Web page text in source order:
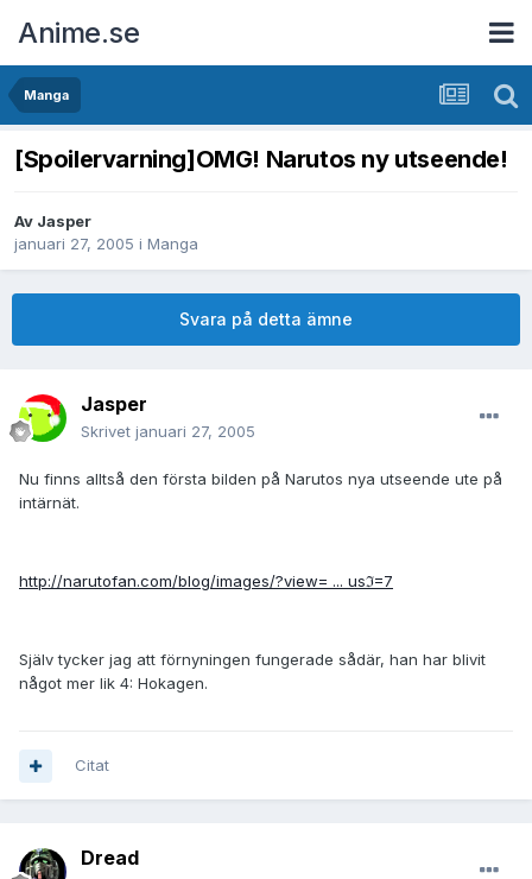
Anime.se
Manga
[Spoilervarning]OMG! Narutos ny utseende!
Av Jasper
januari 27, 2005 i Manga
Svara på detta ämne
Jasper
Skrivet januari 27, 2005
Nu finns alltså den första bilden på Narutos nya utseende ute på
intärnät.
http://narutofan.com/blog/images/?view= ... usℑ=7
Själv tycker jag att förnyningen fungerade sådär, han har blivit
något mer lik 4: Hokagen.
Citat
Dread